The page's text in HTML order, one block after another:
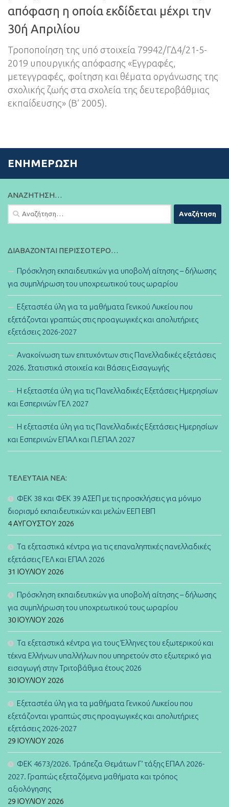
απόφαση η οποία εκδίδεται μέχρι την
30ή Απριλίου
Τροποποίηση της υπό στοιχεία 79942/ΓΔ4/21-5-
2019 υπουργικής απόφασης «Εγγραφές,
μετεγγραφές, φοίτηση και θέματα οργάνωσης της
σχολικής ζωής στα σχολεία της δευτεροβάθμιας
εκπαίδευσης» (Β’ 2005).
ΕΝΗΜΈΡΩΣΗ
ΑΝΑΖΉΤΗΣΗ…
Αναζήτηση
για:
ΔΙΑΒΆΖΟΝΤΑΙ ΠΕΡΙΣΣΌΤΕΡΟ…
Πρόσκληση εκπαιδευτικών για υποβολή αίτησης – δήλωσης
για συμπλήρωση του υποχρεωτικού τους ωραρίου
Εξεταστέα ύλη για τα μαθήματα Γενικού Λυκείου που
εξετάζονται γραπτώς στις προαγωγικές και απολυτήριες
εξετάσεις 2026-2027
Ανακοίνωση των επιτυχόντων στις Πανελλαδικές εξετάσεις
2026. Στατιστικά στοιχεία και Βάσεις Εισαγωγής
Η εξεταστέα ύλη για τις Πανελλαδικές Εξετάσεις Ημερησίων
και Εσπερινών ΓΕΛ 2027
Η εξεταστέα ύλη για τις Πανελλαδικές Εξετάσεις Ημερησίων
και Εσπερινών ΕΠΑΛ και Π.ΕΠΑΛ 2027
ΤΕΛΕΥΤΑΊΑ ΝΈΑ:
ΦΕΚ 38 και ΦΕΚ 39 ΑΣΕΠ με τις προσκλήσεις για μόνιμο
διορισμό εκπαιδευτικών και μελών ΕΕΠ ΕΒΠ
4 ΑΥΓΟΎΣΤΟΥ 2026
Τα εξεταστικά κέντρα για τις επαναληπτικές πανελλαδικές
εξετάσεις ΓΕΛ και ΕΠΑΛ 2026
31 ΙΟΥΛΊΟΥ 2026
Πρόσκληση εκπαιδευτικών για υποβολή αίτησης – δήλωσης
για συμπλήρωση του υποχρεωτικού τους ωραρίου
30 ΙΟΥΛΊΟΥ 2026
Τα εξεταστικά κέντρα για τους Έλληνες του εξωτερικού και
τέκνα Ελλήνων υπαλλήλων που υπηρετούν στο εξωτερικό για
εισαγωγή στην Τριτοβάθμια έτους 2026
30 ΙΟΥΛΊΟΥ 2026
Εξεταστέα ύλη για τα μαθήματα Γενικού Λυκείου που
εξετάζονται γραπτώς στις προαγωγικές και απολυτήριες
εξετάσεις 2026-2027
29 ΙΟΥΛΊΟΥ 2026
ΦΕΚ 4673/2026. Τράπεζα Θεμάτων Γ’ τάξης ΕΠΑΛ 2026-
2027. Γραπτώς εξεταζόμενα μαθήματα και τρόπος
αξιολόγησης
29 ΙΟΥΛΊΟΥ 2026